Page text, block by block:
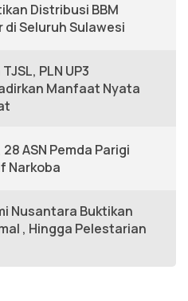
Distribusi BBM
di Seluruh Sulawesi
PLN UP3
Manfaat Nyata
ASN Pemda Parigi
Narkoba
Nusantara Buktikan
, Hingga Pelestarian